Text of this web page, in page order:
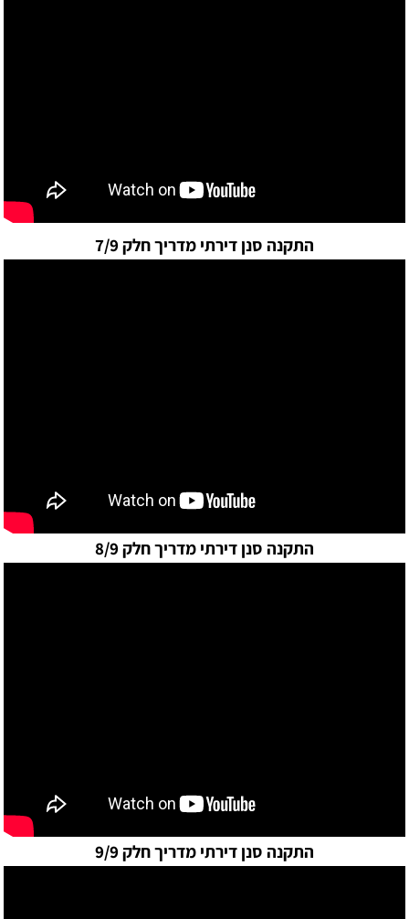
התקנה סנן דירתי מדריך חלק 7/9
התקנה סנן דירתי מדריך חלק 8/9
התקנה סנן דירתי מדריך חלק 9/9